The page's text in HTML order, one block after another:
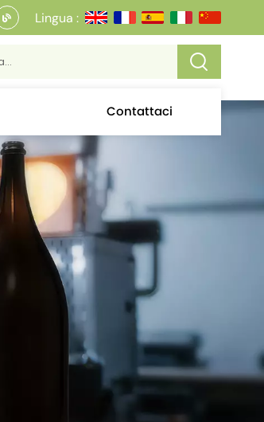
Lingua :
Contattaci